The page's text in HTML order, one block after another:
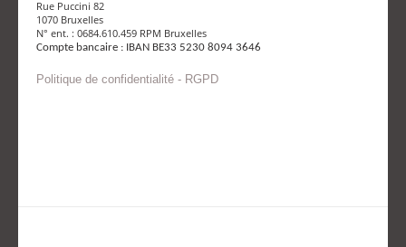
Rue Puccini 82
1070 Bruxelles
N° ent. : 0684.610.459 RPM Bruxelles
Compte bancaire : IBAN BE33 5230 8094 3646
Politique de confidentialité - RGPD